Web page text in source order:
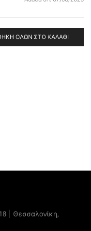
ΌΛΩΝ ΣΤΟ ΚΑΛΆΘΙ
| Θεσσαλονίκη,